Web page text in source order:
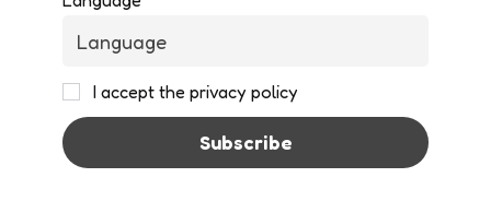
I accept the privacy policy